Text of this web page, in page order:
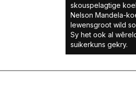
skouspelagtige
Nelson Mandela-
lewensgroot wild
Sy het ook al
suikerkuns gekry.